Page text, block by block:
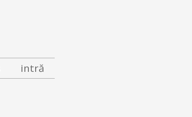
intră